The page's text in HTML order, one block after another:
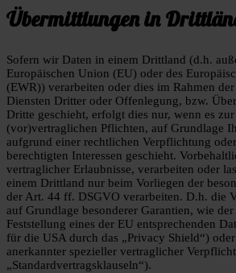
Übermittlungen in
Sofern wir Daten in einem Drittland (d.h.
Europäischen Union (EU) oder des
(EWR)) verarbeiten oder dies im Rahmen
Diensten Dritter oder Offenlegung, bzw.
Dritte geschieht, erfolgt dies nur, wenn es
(vor)vertraglichen Pflichten, auf Grundlage
aufgrund einer rechtlichen Verpflichtung
berechtigten Interessen geschieht.
vertraglicher Erlaubnisse, verarbeiten oder
einem Drittland nur beim Vorliegen der
der Art. 44 ff. DSGVO verarbeiten. D.h. die
auf Grundlage besonderer Garantien, wie
Feststellung eines der EU entsprechenden
für die USA durch das „Privacy Shield“)
anerkannter spezieller vertraglicher
„Standardvertragsklauseln“).